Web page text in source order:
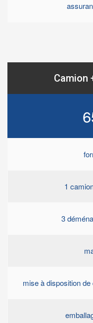
Camion
1
3
mise à disposition